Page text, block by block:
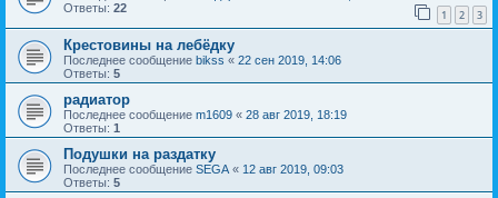
Ответы: 22 1 2 3
Крестовины на лебёдку
Последнее сообщение bikss « 22 сен 2019, 14:06
Ответы: 5
радиатор
Последнее сообщение m1609 « 28 авг 2019, 18:19
Ответы: 1
Подушки на раздатку
Последнее сообщение SEGA « 12 авг 2019, 09:03
Ответы: 5